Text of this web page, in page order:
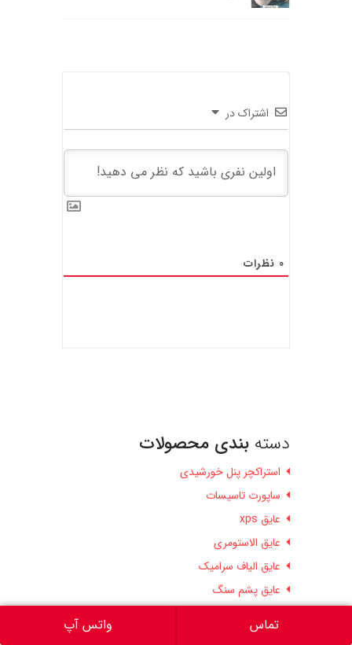
اشتراک در
0 نظرات
دسته بندی محصولات
استراکچر پنل خورشیدی
ساپورت تاسیسات
عایق xps
عایق الاستومری
عایق الیاف سرامیک
عایق پشم سنگ
وبلاگ
تماس واتس آپ